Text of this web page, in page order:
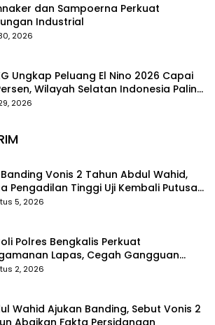
dan Sampoerna Perkuat
Industrial
2026
Ungkap Peluang El Nino 2026 Capai
Wilayah Selatan Indonesia Paling
2026
Banding Vonis 2 Tahun Abdul Wahid,
Pengadilan Tinggi Uji Kembali Putusan
5, 2026
Polres Bengkalis Perkuat
Lapas, Cegah Gangguan
Sejak Dini
2, 2026
Wahid Ajukan Banding, Sebut Vonis 2
Abaikan Fakta Persidangan